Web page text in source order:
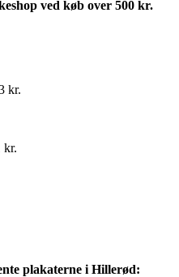
ved køb over 500 kr.
kr.
kr.
plakaterne i Hillerød: